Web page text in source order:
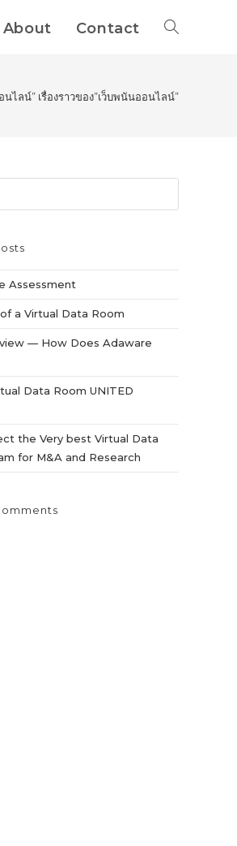
About Contact
ไลน์” เรื่องราวของ”เว็บพนันออนไลน์”
Assessment
a Virtual Data Room
— How Does Adaware
Data Room UNITED
the Very best Virtual Data
for M&A and Research